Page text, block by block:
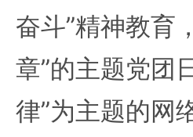
奋斗”精神教育
章”的主题党团
律”为主题的网